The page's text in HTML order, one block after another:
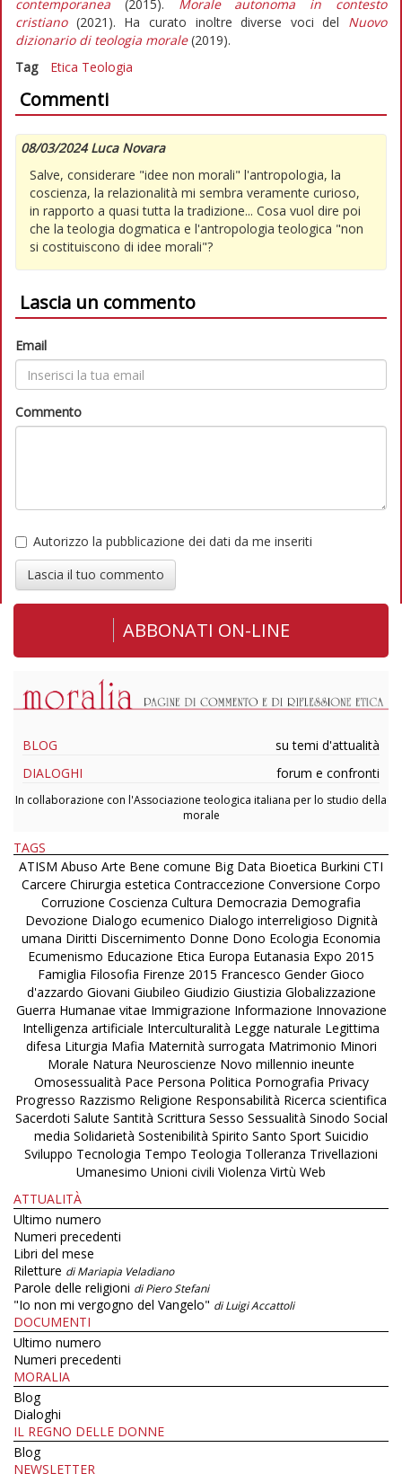
contemporanea (2015). Morale autonoma in contesto
cristiano(2021). Ha curato inoltre diverse voci del Nuovo
dizionario di teologia morale(2019).
Tag
Etica Teologia
Commenti
08/03/2024 Luca Novara
Salve, considerare "idee non morali" l'antropologia, la
coscienza, la relazionalità mi sembra veramente curioso,
in rapporto a quasi tutta la tradizione... Cosa vuol dire poi
che la teologia dogmatica e l'antropologia teologica "non
si costituiscono di idee morali"?
Lascia un commento
Email
Commento
Autorizzo la pubblicazione dei dati da me inseriti
Lascia il tuo commento
ABBONATI ON-LINE
BLOG
su temi d'attualità
DIALOGHI
forum e confronti
In collaborazione con l'Associazione teologica italiana per lo studio della
morale
TAGS
ATISM Abuso Arte Bene comune Big Data Bioetica Burkini CTI
Carcere Chirurgia estetica Contraccezione Conversione Corpo
Corruzione Coscienza Cultura Democrazia Demografia
Devozione Dialogo ecumenico Dialogo interreligioso Dignità
umana Diritti Discernimento Donne Dono Ecologia Economia
Ecumenismo Educazione Etica Europa Eutanasia Expo 2015
Famiglia Filosofia Firenze 2015 Francesco Gender Gioco
d'azzardo Giovani Giubileo Giudizio Giustizia Globalizzazione
Guerra Humanae vitae Immigrazione Informazione Innovazione
Intelligenza artificiale Interculturalità Legge naturale Legittima
difesa Liturgia Mafia Maternità surrogata Matrimonio Minori
Morale Natura Neuroscienze Novo millennio ineunte
Omosessualità Pace Persona Politica Pornografia Privacy
Progresso Razzismo Religione Responsabilità Ricerca scientifica
Sacerdoti Salute Santità Scrittura Sesso Sessualità Sinodo Social
media Solidarietà Sostenibilità Spirito Santo Sport Suicidio
Sviluppo Tecnologia Tempo Teologia Tolleranza Trivellazioni
Umanesimo Unioni civili Violenza Virtù Web
ATTUALITÀ
Ultimo numero
Numeri precedenti
Libri del mese
Riletture di Mariapia Veladiano
Parole delle religioni di Piero Stefani
"Io non mi vergogno del Vangelo" di Luigi Accattoli
DOCUMENTI
Ultimo numero
Numeri precedenti
MORALIA
Blog
Dialoghi
IL REGNO DELLE DONNE
Blog
NEWSLETTER